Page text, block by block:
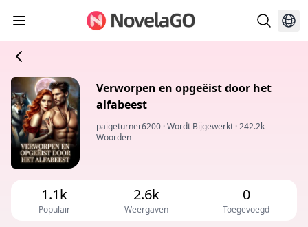
Verworpen en opgeëist door het
alfabeest
paigeturner6200 ·Wordt Bijgewerkt ·242.2k
Woorden
1.1k
Populair
2.6k
Weergaven
0
Toegevoegd